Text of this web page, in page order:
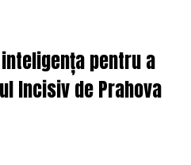
pentru a
Incisiv de Prahova